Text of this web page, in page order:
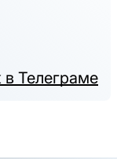
Телеграме